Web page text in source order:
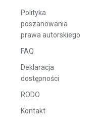
Polityka
poszanowania
prawa autorskiego
FAQ
Deklaracja
dostępności
RODO
Kontakt